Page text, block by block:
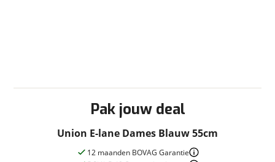
Pak jouw deal
Union E-lane Dames Blauw 55cm
12 maanden BOVAG Garantie